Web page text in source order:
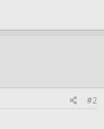
#2